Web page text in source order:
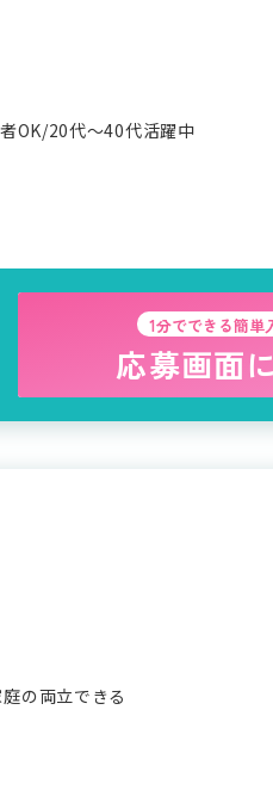
OK/20代～40代活躍中
1分でできる簡単
応募画面
の両立できる